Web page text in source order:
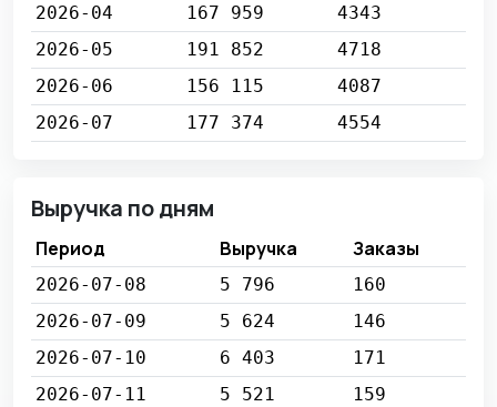
2026-04
167 959
4343
2026-05
191 852
4718
2026-06
156 115
4087
2026-07
177 374 4554
Выручка по дням
Период Выручка Заказы
2026-07-08 5 796
160
2026-07-09
5 624
146
2026-07-10
6 403
171
2026-07-11
5 521
159